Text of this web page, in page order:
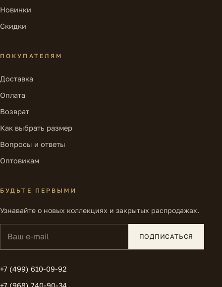
Новинки
Скидки
ПОКУПАТЕЛЯМ
Доставка
Оплата
Возврат
Как выбрать размер
Вопросы и ответы
Оптовикам
БУДЬТЕ ПЕРВЫМИ
Узнавайте о новых коллекциях и закрытых распродажах.
ПОДПИСАТЬСЯ
+7 (499) 610-09-92
+7 (968) 740-90-34